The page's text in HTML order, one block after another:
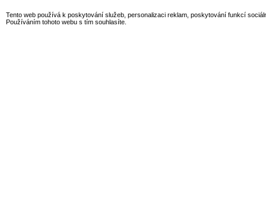
Tento web používá k poskytování služeb, personalizaci reklam, poskytování funkcí
Používáním tohoto webu s tím souhlasíte.